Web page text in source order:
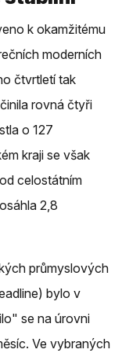
k okamžitému
moderních
čtvrtletí tak
rovná čtyři
o 127
kraji se však
celostátním
2,8
průmyslových
bylo v
se na úrovni
Ve vybraných